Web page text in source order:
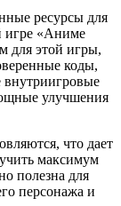
ресурсы для
игре «Аниме
для этой игры,
коды,
внутриигровые
улучшения
что дает
максимум
полезна для
персонажа и